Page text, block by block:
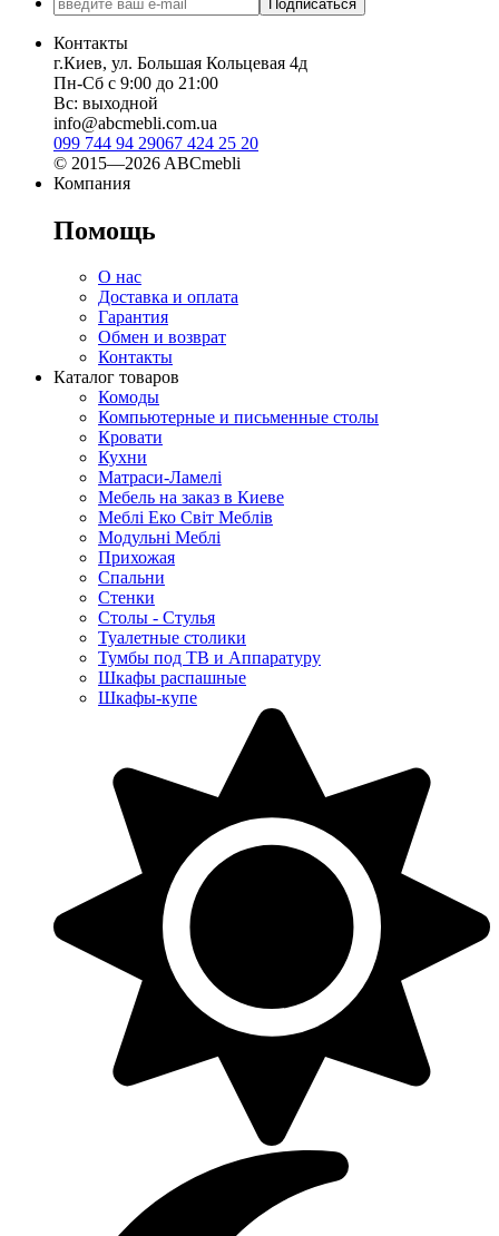
Подписаться
Контакты
г.Киев, ул. Большая Кольцевая 4д
Пн-Сб с 9:00 до 21:00
Вс: выходной
info@abcmebli.com.ua
099 744 94 29067 424 25 20
© 2015—2026 ABCmebli
Компания
Помощь
О нас
Доставка и оплата
Гарантия
Обмен и возврат
Контакты
Каталог товаров
Комоды
Компьютерные и письменные столы
Кровати
Кухни
Матраси-Ламелі
Мебель на заказ в Киеве
Меблі Еко Світ Меблів
Модульні Меблі
Прихожая
Спальни
Стенки
Столы - Стулья
Туалетные столики
Тумбы под ТВ и Аппаратуру
Шкафы распашные
Шкафы-купе